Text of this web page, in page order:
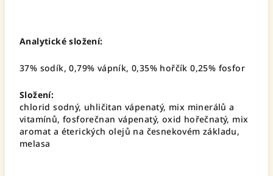
Analytické složení:
37% sodík, 0,79% vápník, 0,35% hořčík 0,25% fosfor
Složení:
chlorid sodný, uhličitan vápenatý, mix minerálů a
vitamínů, fosforečnan vápenatý, oxid hořečnatý, mix
aromat a éterických olejů na česnekovém základu,
melasa